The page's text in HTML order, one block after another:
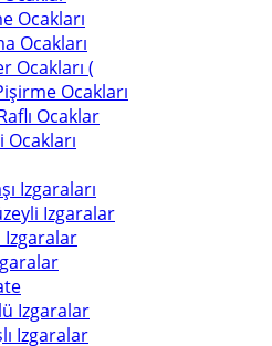
Ocakları
Ocakları
Ocakları (
Ocakları
Ocaklar
Izgaraları
Izgaralar
Izgaralar
Izgaralar